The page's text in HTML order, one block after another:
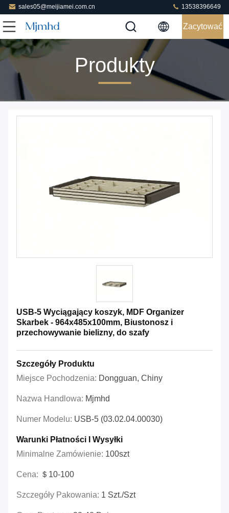
sales05@meijiamei.com.cn 13538396649
Zacytować
Produkty
USB-5 Wyciągający koszyk, MDF Organizer
Skarbek - 964x485x100mm, Biustonosz i
przechowywanie bielizny, do szafy
Szczegóły Produktu
Miejsce Pochodzenia: Dongguan, Chiny
Nazwa Handlowa: Mjmhd
Numer Modelu: USB-5 (03.02.04.00030)
Warunki Płatności I Wysyłki
Minimalne Zamówienie: 100szt
Cena: ＄10-100
Szczegóły Pakowania: 1 Szt./szt